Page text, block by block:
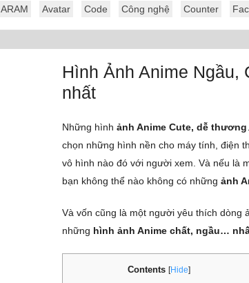
ARAM Avatar Code Công nghệ Counter
Hình Ảnh Anime
nhất
Những hình ảnh Anime Cute, dễ thương
chọn những hình nền cho máy tính, điện
vô hình nào đó với người xem. Và nếu là
bạn không thể nào không có những ảnh
Và vốn cũng là một người yêu thích dòng
những hình ảnh Anime chất, ngầu…
Contents [Hide]